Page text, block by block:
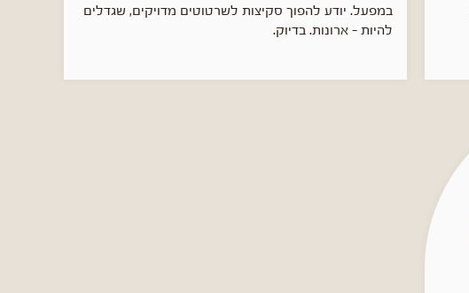
במפעל. יודע להפוך סקיצות לשרטוטים מדויקים, שגדלים
להיות - ארונות. בדיוק.